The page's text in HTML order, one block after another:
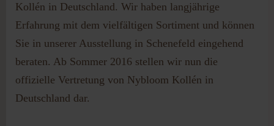
Kollén in Deutschland. Wir haben langjährige
Erfahrung mit dem vielfältigen Sortiment und können
Sie in unserer Ausstellung in Schenefeld eingehend
beraten. Ab Sommer 2016 stellen wir nun die
offizielle Vertretung von Nybloom Kollén in
Deutschland dar.